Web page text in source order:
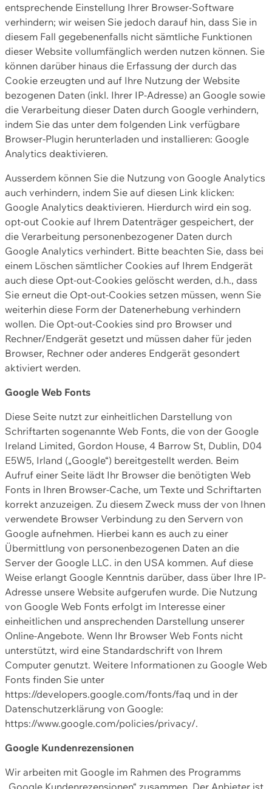
entsprechende Einstellung Ihrer Browser-Software
verhindern; wir weisen Sie jedoch darauf hin, dass Sie in
diesem Fall gegebenenfalls nicht sämtliche Funktionen
dieser Website vollumfänglich werden nutzen können. Sie
können darüber hinaus die Erfassung der durch das
Cookie erzeugten und auf Ihre Nutzung der Website
bezogenen Daten (inkl. Ihrer IP-Adresse) an Google sowie
die Verarbeitung dieser Daten durch Google verhindern,
indem Sie das unter dem folgenden Link verfügbare
Browser-Plugin herunterladen und installieren: Google
Analytics deaktivieren.
Ausserdem können Sie die Nutzung von Google Analytics
auch verhindern, indem Sie auf diesen Link klicken:
Google Analytics deaktivieren. Hierdurch wird ein sog.
opt-out Cookie auf Ihrem Datenträger gespeichert, der
die Verarbeitung personenbezogener Daten durch
Google Analytics verhindert. Bitte beachten Sie, dass bei
einem Löschen sämtlicher Cookies auf Ihrem Endgerät
auch diese Opt-out-Cookies gelöscht werden, d.h., dass
Sie erneut die Opt-out-Cookies setzen müssen, wenn Sie
weiterhin diese Form der Datenerhebung verhindern
wollen. Die Opt-out-Cookies sind pro Browser und
Rechner/Endgerät gesetzt und müssen daher für jeden
Browser, Rechner oder anderes Endgerät gesondert
aktiviert werden.
Google Web Fonts
Diese Seite nutzt zur einheitlichen Darstellung von
Schriftarten sogenannte Web Fonts, die von der Google
Ireland Limited, Gordon House, 4 Barrow St, Dublin, D04
E5W5, Irland („Google“) bereitgestellt werden. Beim
Aufruf einer Seite lädt Ihr Browser die benötigten Web
Fonts in Ihren Browser-Cache, um Texte und Schriftarten
korrekt anzuzeigen. Zu diesem Zweck muss der von Ihnen
verwendete Browser Verbindung zu den Servern von
Google aufnehmen. Hierbei kann es auch zu einer
Übermittlung von personenbezogenen Daten an die
Server der Google LLC. in den USA kommen. Auf diese
Weise erlangt Google Kenntnis darüber, dass über Ihre IP-
Adresse unsere Website aufgerufen wurde. Die Nutzung
von Google Web Fonts erfolgt im Interesse einer
einheitlichen und ansprechenden Darstellung unserer
Online-Angebote. Wenn Ihr Browser Web Fonts nicht
unterstützt, wird eine Standardschrift von Ihrem
Computer genutzt. Weitere Informationen zu Google Web
Fonts finden Sie unter
https://developers.google.com/fonts/faq und in der
Datenschutzerklärung von Google:
https://www.google.com/policies/privacy/.
Google Kundenrezensionen
Wir arbeiten mit Google im Rahmen des Programms